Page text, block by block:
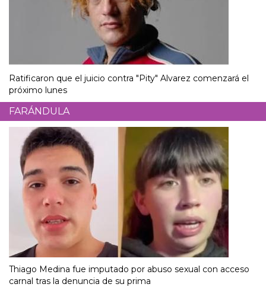
Ratificaron que el juicio contra "Pity" Alvarez comenzará el
próximo lunes
FARÁNDULA
Thiago Medina fue imputado por abuso sexual con acceso
carnal tras la denuncia de su prima